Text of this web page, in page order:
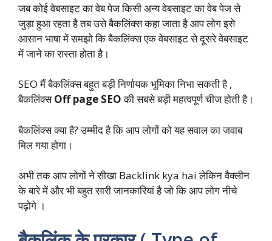
जब कोई वेबसाइट का वेब पेज किसी अन्य वेबसाइट का वेब पेज से
जुड़ा हुआ रहता है तब उसे बैकलिंक्स कहा जाता है आप लोग इसे
आसान भाषा में समझो कि बैकलिंक्स एक वेबसाइट से दूसरे वेबसाइट
में जाने का रास्ता होता है।
SEO मैं बैकलिंक्स बहुत बड़ी निर्णायक भूमिका निभा सकती है ,
बैकलिंक्सOff page SEOकी सबसे बड़ी महत्वपूर्ण चीज होती है।
बैकलिंक्स क्या है? उम्मीद है कि आप लोगों को यह सवाल का जवाब
मिल गया होगा।
अभी तक आप लोगों ने सीखा Backlink kya hai लेकिन वैक्लीन
के बारे में और भी बहुत सारी जानकारियां है जो कि आप लोग नीचे
पढ़ोगे ।